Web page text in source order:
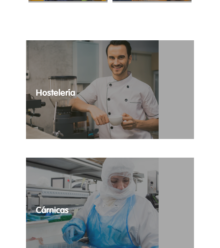
cubrir los
mejores manos.
Hostelería
Las necesidades temporales de tus
establecimientos totalmente cubiertas.
Cárnicas
Contratación temporal de profesionales del sector
cárnico.